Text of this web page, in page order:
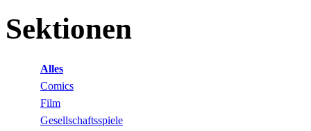
Sektionen
Alles
Comics
Film
Gesellschaftsspiele